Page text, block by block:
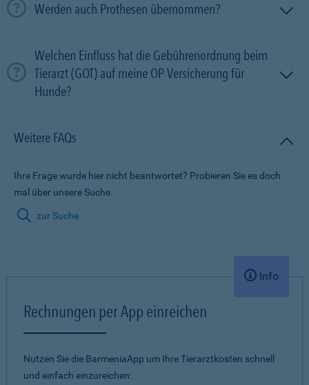
Werden auch Prothesen übernommen?
Welchen Einfluss hat die Gebührenordnung beim
Tierarzt (GOT) auf meine OP Versicherung für
Hunde?
Weitere FAQs
Ihre Frage wurde hier nicht beantwortet? Probieren Sie es doch
mal über unsere Suche.
zur Suche
Info
Rechnungen per App einreichen
Nutzen Sie die BarmeniaApp um Ihre Tierarztkosten schnell
und einfach einzureichen: